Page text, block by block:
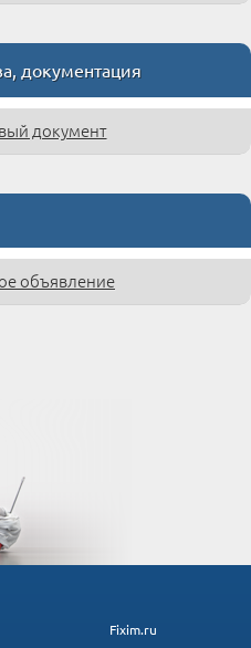
документация
документ
объявление
Fixim.ru